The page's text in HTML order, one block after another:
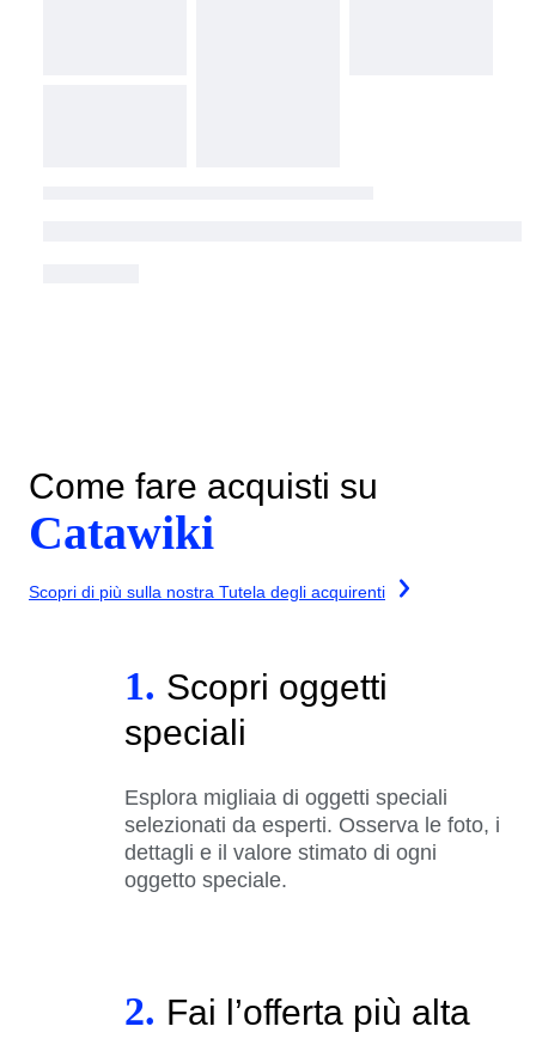
Come fare acquisti su
Catawiki
Scopri di più sulla nostra Tutela degli acquirenti
1. Scopri oggetti
speciali
Esplora migliaia di oggetti speciali
selezionati da esperti. Osserva le foto, i
dettagli e il valore stimato di ogni
oggetto speciale.
2. Fai l’offerta più alta